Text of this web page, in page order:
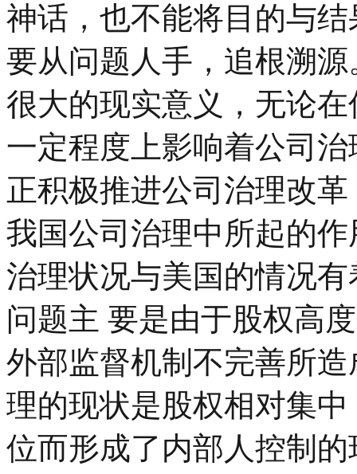
神话，也不能将目的与
要从问题人手，追根溯
很大的现实意义，无论
一定程度上影响着公司
正积极推进公司治理改
我国公司治理中所起的
治理状况与美国的情况
问题主 要是由于股权高
外部监督机制不完善所
理的现状是股权相对集
位而形成了内部人控制